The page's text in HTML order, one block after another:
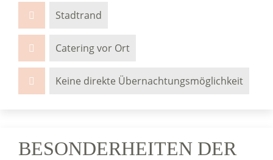
Stadtrand
Catering vor Ort
Keine direkte Übernachtungsmöglichkeit
BESONDERHEITEN DER